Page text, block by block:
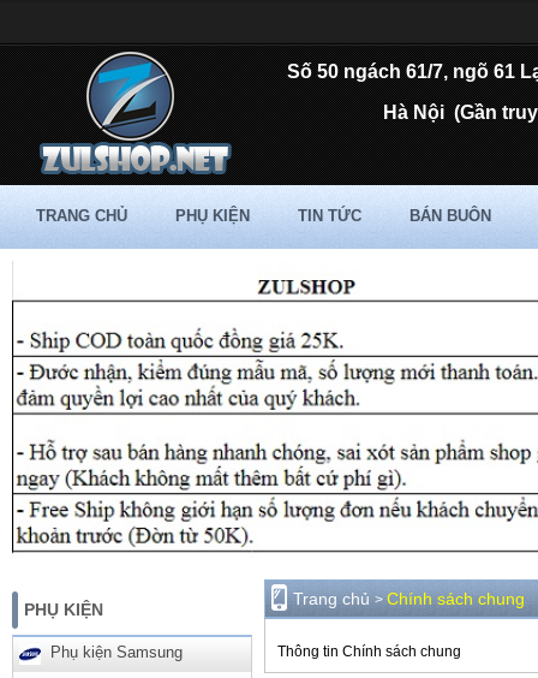
Số 50 ngách 61/7, ngõ 61
Hà Nội (Gần
TRANG CHỦ PHỤ KIỆN TIN TỨC BÁN BUÔN
PHỤ KIỆN
Phụ kiện Samsung
Trang chủ > Chính sách chung
Thông tin Chính sách chung